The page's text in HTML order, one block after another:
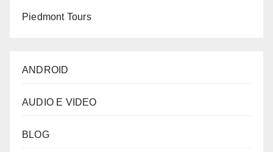
Piedmont Tours
ANDROID
AUDIO E VIDEO
BLOG